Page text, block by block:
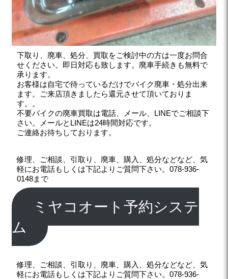
下取り、廃車、処分、買取をご検討中の方は一度お問合
せください。即日対応も致します。廃車手続きも無料で
承ります。
お客様は自宅で待っているだけでバイク廃車・処分出来
ます。ご来店頂きましたら還元させて頂いておりま
す。。
不要バイクの廃車買取は電話、メール、LINEでご相談下
さい。メールとLINEは24時間対応です。
ご連絡お待ちしております。
修理、ご相談、引取り、廃車、購入、処分などなど、気
軽にお電話もしくは下記よりご質問下さい。078-936-
0148まで
ミヤコオート予約システ
ム
修理、ご相談、引取り、廃車、購入、処分などなど、気
軽にお電話もしくは下記よりご質問下さい。078-936-